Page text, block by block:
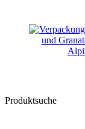
Produktsuche